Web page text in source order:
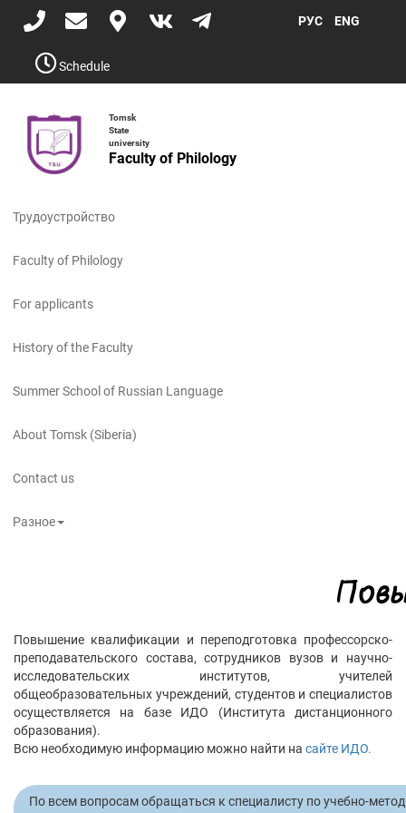
content
Schedule
РУС ENG
Tomsk
State
university
Faculty of Philology
Трудоустройство
Faculty of Philology
For applicants
History of the Faculty
Summer School of Russian Language
About Tomsk (Siberia)
Contact us
Разное
Повышение квалификации и переподготовка профессорско-
преподавательского состава, сотрудников вузов и научно-
исследовательских институтов, учителей
общеобразовательных учреждений, студентов и специалистов
осуществляется на базе ИДО (Института дистанционного
образования).
Всю необходимую информацию можно найти на сайте ИДО.
По всем вопросам обращаться к специалисту по учебно-